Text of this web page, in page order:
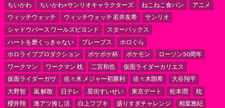
ちいかわ
ちいかわ×サンリオキャラクターズ ねこねこ食パン
アニメ
ウィッチウォッチ
ウィッチウォッチ 若井友希
サンリオ
シャドウバース ワールズビヨンド
スターバックス
ハートを磨くっきゃない
ブレーブス
ホロぐら
ホロライブプロダクション
ポケポケ杯 ポケモン
ローソン50周年
ワークマン
ワークマン 枕 二宮和也
仮面ライダーカリエス
仮面ライダーガヴ
佐々木 メジャー初勝利 佐々木朗希
大谷翔平
大野智
嵐 解散 日テレ 星街すいせい 東京デート 松本潤
枕
櫻井翔
激アツ推し活 白上フブキ 盛りすぎチャレンジ
相葉雅紀